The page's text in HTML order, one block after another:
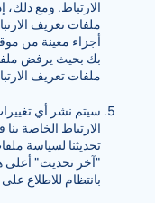
الارتباط. ومع
ملفات تعريف
أجزاء معينة من
بك بحيث يرفض
ملفات تعريف
سيتم نشر أي
الارتباط الخاصة
تحديثنا لسياسة
"آخر تحديث" أعلى
بانتظام للاطلاع